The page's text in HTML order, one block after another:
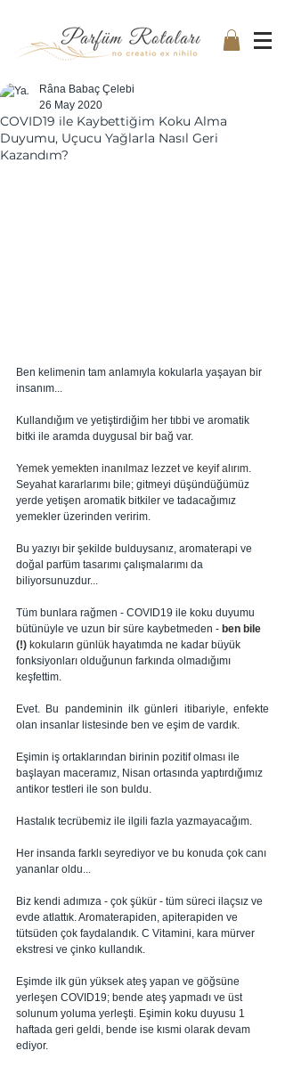
COVID19 ile Kaybettiğim Koku Alma
Duyumu, Uçucu Yağlarla Nasıl Geri
Kazandım?
Râna Babaç Çelebi
26 May 2020
Ben kelimenin tam anlamıyla kokularla yaşayan bir
insanım...
Kullandığım ve yetiştirdiğim her tıbbi ve aromatik
bitki ile aramda duygusal bir bağ var.
Yemek yemekten inanılmaz lezzet ve keyif alırım.
Seyahat kararlarımı bile; gitmeyi düşündüğümüz
yerde yetişen aromatik bitkiler ve tadacağımız
yemekler üzerinden veririm.
Bu yazıyı bir şekilde bulduysanız, aromaterapi ve
doğal parfüm tasarımı çalışmalarımı da
biliyorsunuzdur...
Tüm bunlara rağmen - COVID19 ile koku duyumu
bütünüyle ve uzun bir süre kaybetmeden - ben bile
(!) kokuların günlük hayatımda ne kadar büyük
fonksiyonları olduğunun farkında olmadığımı
keşfettim.
Evet. Bu pandeminin ilk günleri itibariyle, enfekte
olan insanlar listesinde ben ve eşim de vardık.
Eşimin iş ortaklarından birinin pozitif olması ile
başlayan maceramız, Nisan ortasında yaptırdığımız
antikor testleri ile son buldu.
Hastalık tecrübemiz ile ilgili fazla yazmayacağım.
Her insanda farklı seyrediyor ve bu konuda çok canı
yananlar oldu...
Biz kendi adımıza - çok şükür - tüm süreci ilaçsız ve
evde atlattık. Aromaterapiden, apiterapiden ve
tütsüden çok faydalandık. C Vitamini, kara mürver
ekstresi ve çinko kullandık.
Eşimde ilk gün yüksek ateş yapan ve göğsüne
yerleşen COVID19; bende ateş yapmadı ve üst
solunum yoluma yerleşti. Eşimin koku duyusu 1
haftada geri geldi, bende ise kısmi olarak devam
ediyor.